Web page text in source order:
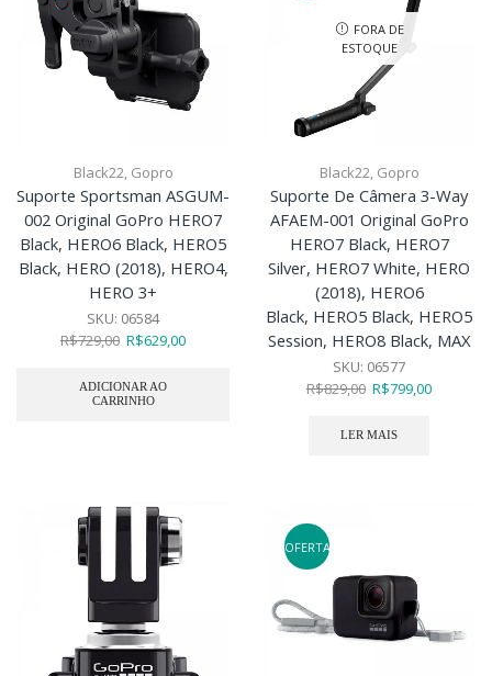
Black22, Gopro
Suporte Sportsman ASGUM-
002 Original GoPro HERO7
Black, HERO6 Black, HERO5
Black, HERO (2018), HERO4,
HERO 3+
SKU: 06584
R$729,00 R$629,00
ADICIONAR AO
CARRINHO
FORA DE
ESTOQUE
Black22, Gopro
Suporte De Câmera 3-Way
AFAEM-001 Original GoPro
HERO7 Black, HERO7
Silver, HERO7 White, HERO
(2018), HERO6
Black, HERO5 Black, HERO5
Session, HERO8 Black, MAX
SKU: 06577
R$829,00 R$799,00
LER MAIS
OFERTA